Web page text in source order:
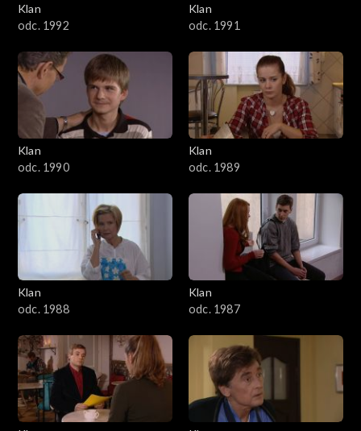
3001–3100
2901–3000
2801–2900
2701–2800
2501–2600
2401–2500
2301–2400
2201–2300
2101–2200
2001–2100
Klan
odc. 1992
Klan
odc. 1991
Klan
odc. 1990
Klan
odc. 1989
Klan
odc. 1988
Klan
odc. 1987